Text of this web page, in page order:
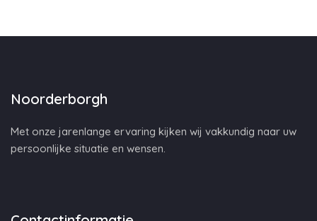
Noorderborgh
Met onze jarenlange ervaring kijken wij vakkundig naar uw
persoonlijke situatie en wensen.